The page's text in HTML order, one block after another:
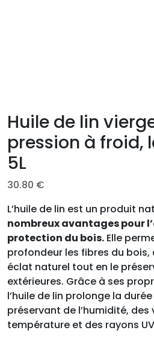
Huile de lin
pression à froid,
5L
30.80 €
L’huile de lin est un produit
nombreux avantages pour
protection du bois. Elle
profondeur les fibres du bois,
éclat naturel tout en le
extérieures. Grâce à ses
l’huile de lin prolonge la
préservant de l’humidité,
température et des rayons